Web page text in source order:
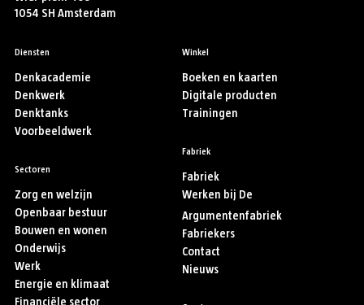
1054 SH Amsterdam
Diensten
Denkacademie
Denkwerk
Denktanks
Voorbeeldwerk
Sectoren
Zorg en welzijn
Openbaar bestuur
Bouwen en wonen
Onderwijs
Werk
Energie en klimaat
Financiële sector
Winkel
Boeken en kaarten
Digitale producten
Trainingen
Fabriek
Fabriek
Werken bij De
Argumentenfabriek
Fabriekers
Contact
Nieuws